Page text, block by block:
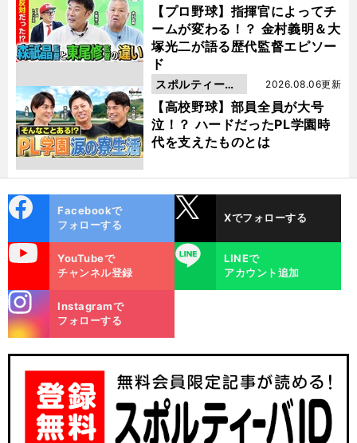
【プロ野球】指揮官によってチ
ームが変わる！？ 金村義明＆大
塚光二が語る歴代監督エピソー
ド
動画
【高校野球】部員全員が大号
泣！？ ハードだったPL学園時
代を支えたものとは
2026.08.06更新
スポルティーバ
動画
ok
Facebookで
フォローする
Xでフォローする
YouTubeで
チャンネル登録
LINE
LINEで
アカウント追加
m
Instagramで
フォローする